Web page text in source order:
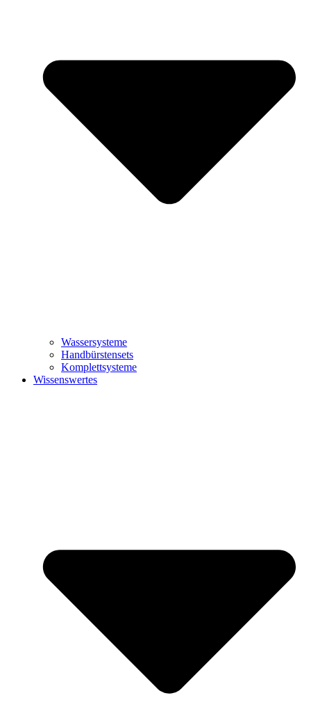
Wassersysteme
Handbürstensets
Komplettsysteme
Wissenswertes